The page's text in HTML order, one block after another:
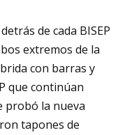
de cada BISEP
extremos de la
con barras y
que continúan
probó la nueva
tapones de